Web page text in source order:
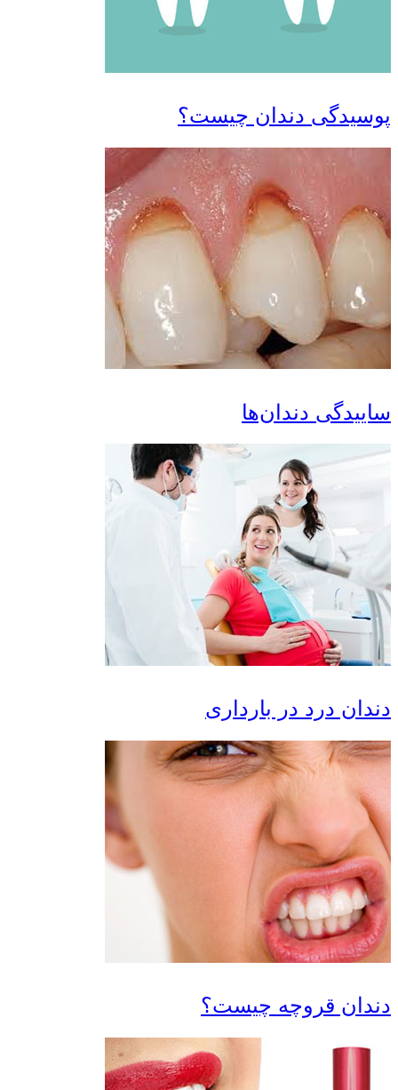
دندان چیست؟
دندان‌ها
درد در بارداری
قروچه چیست؟